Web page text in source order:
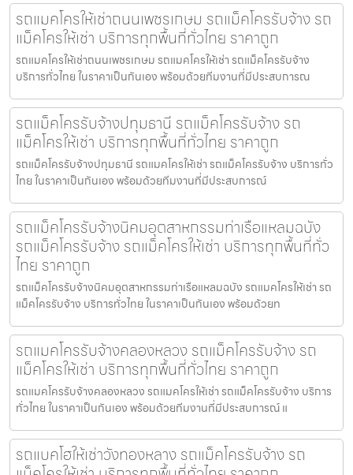
รถแมคโครให้เช่าถนนเพชรเกษม รถแม็คโครรับจ้าง รถ
แม็คโครให้เช่า บริการทุกพื้นที่ทั่วไทย ราคาถูก
รถแมคโครให้เช่าถนนเพชรเกษม รถแมคโครให้เช่า รถแม็คโครรับจ้าง
บริการทั่วไทย ในราคาเป็นกันเอง พร้อมด้วยทีมงานที่มีประสบการณ
รถแม็คโครรับจ้างปทุมธานี รถแม็คโครรับจ้าง รถ
แม็คโครให้เช่า บริการทุกพื้นที่ทั่วไทย ราคาถูก
รถแม็คโครรับจ้างปทุมธานี รถแมคโครให้เช่า รถแม็คโครรับจ้าง บริการทั่ว
ไทย ในราคาเป็นกันเอง พร้อมด้วยทีมงานที่มีประสบการณ์
รถแม็คโครรับจ้างนิคมอุตสาหกรรมท่าเรือแหลมฉบัง
รถแม็คโครรับจ้าง รถแม็คโครให้เช่า บริการทุกพื้นที่ทั่ว
ไทย ราคาถูก
รถแม็คโครรับจ้างนิคมอุตสาหกรรมท่าเรือแหลมฉบัง รถแมคโครให้เช่า รถ
แม็คโครรับจ้าง บริการทั่วไทย ในราคาเป็นกันเอง พร้อมด้วยท
รถแมคโครรับจ้างคลองหลวง รถแม็คโครรับจ้าง รถ
แม็คโครให้เช่า บริการทุกพื้นที่ทั่วไทย ราคาถูก
รถแมคโครรับจ้างคลองหลวง รถแมคโครให้เช่า รถแม็คโครรับจ้าง บริการ
ทั่วไทย ในราคาเป็นกันเอง พร้อมด้วยทีมงานที่มีประสบการณ์ แ
รถแบคโฮให้เช่าวังทองหลาง รถแม็คโครรับจ้าง รถ